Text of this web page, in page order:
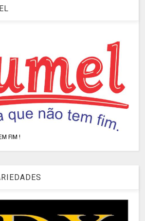
FIM !